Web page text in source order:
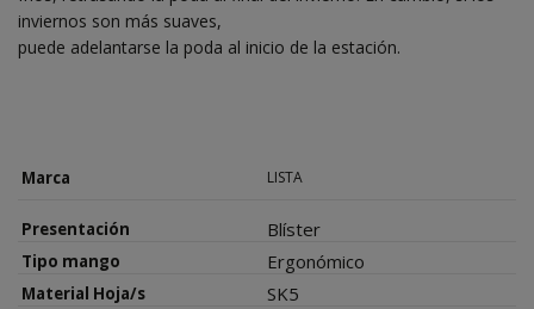
inviernos son más suaves,
puede adelantarse la poda al inicio de la estación.
Marca LISTA
Presentación Blíster
Tipo mango Ergonómico
Material Hoja/s SK5